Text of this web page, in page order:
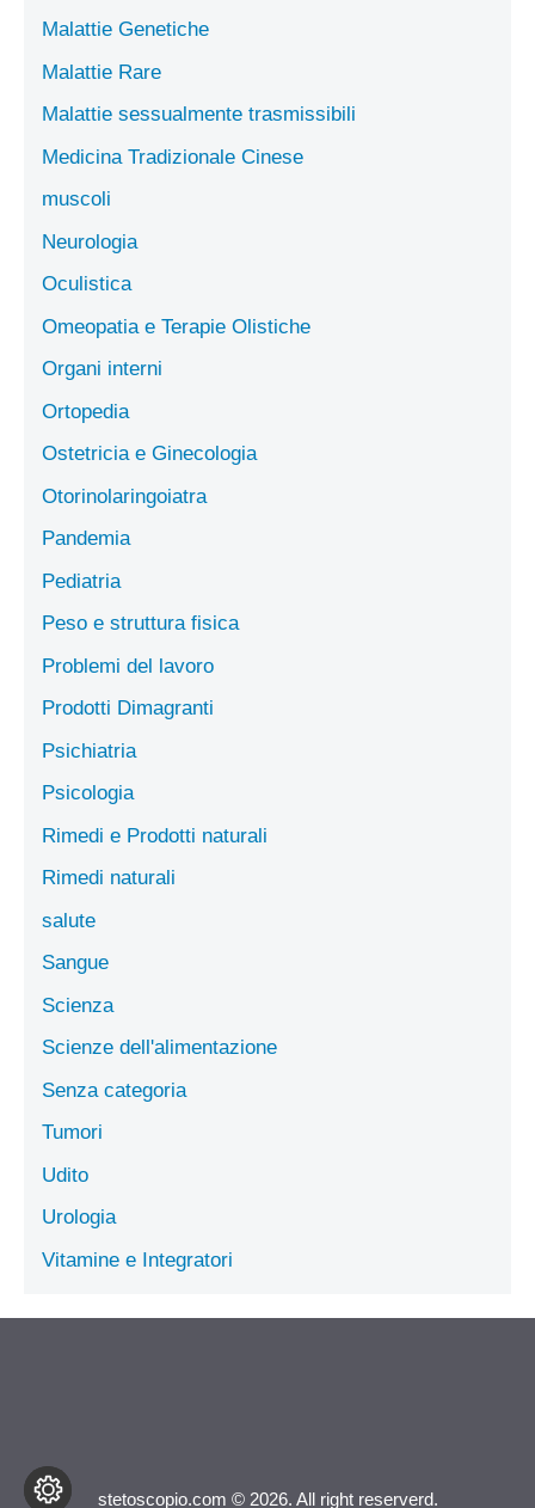
Malattie Genetiche
Malattie Rare
Malattie sessualmente trasmissibili
Medicina Tradizionale Cinese
muscoli
Neurologia
Oculistica
Omeopatia e Terapie Olistiche
Organi interni
Ortopedia
Ostetricia e Ginecologia
Otorinolaringoiatra
Pandemia
Pediatria
Peso e struttura fisica
Problemi del lavoro
Prodotti Dimagranti
Psichiatria
Psicologia
Rimedi e Prodotti naturali
Rimedi naturali
salute
Sangue
Scienza
Scienze dell'alimentazione
Senza categoria
Tumori
Udito
Urologia
Vitamine e Integratori
stetoscopio.com © 2026. All right reserverd.